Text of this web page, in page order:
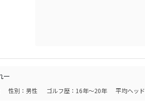
ー
性別：男性 ゴルフ歴：16年～20年 平均ヘッ